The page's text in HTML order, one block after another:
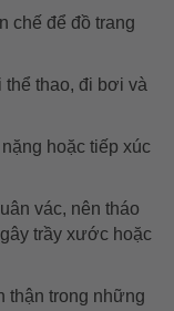
chế để đồ trang
thể thao, đi bơi và
hoặc tiếp xúc
vác, nên tháo
trầy xước hoặc
thận trong những